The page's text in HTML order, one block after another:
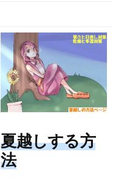
夏越しする方
法